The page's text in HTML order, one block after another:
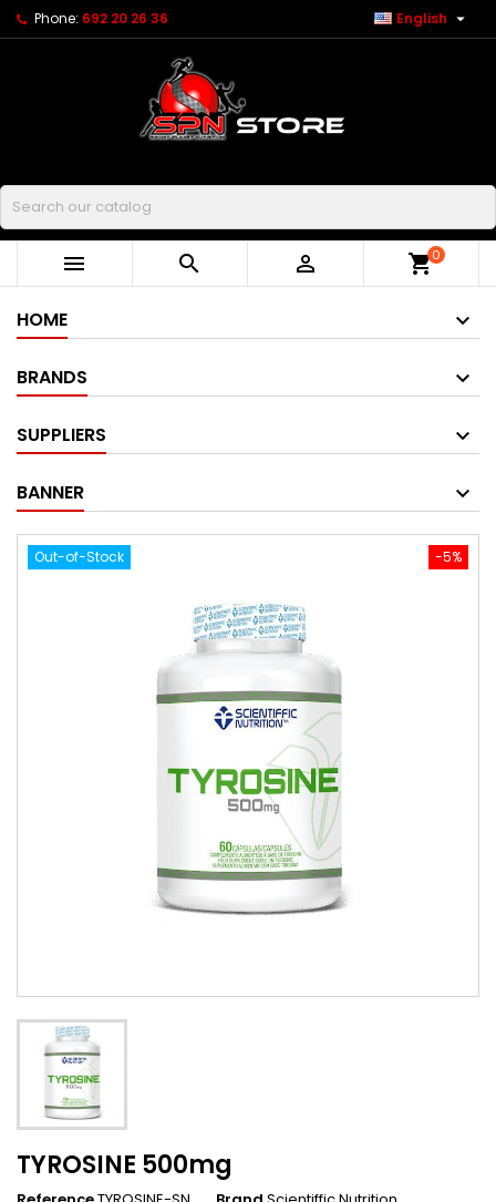
Phone: 692 20 26 36 English 
Buscar
   shopping_cart0
HOME
BRANDS
SUPPLIERS
BANNER
Out-of-Stock -5%
TYROSINE 500mg